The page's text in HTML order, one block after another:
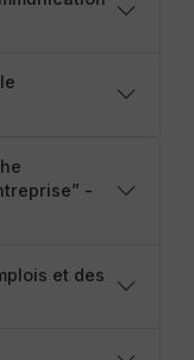
-
et des